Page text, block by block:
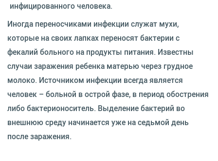
инфицированного человека.
Иногда переносчиками инфекции служат мухи,
которые на своих лапках переносят бактерии с
фекалий больного на продукты питания. Известны
случаи заражения ребенка матерью через грудное
молоко. Источником инфекции всегда является
человек – больной в острой фазе, в период обострения
либо бактерионоситель. Выделение бактерий во
внешнюю среду начинается уже на седьмой день
после заражения.